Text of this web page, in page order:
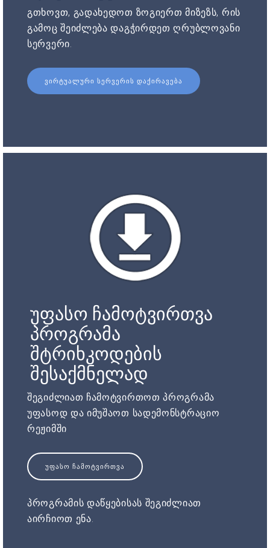
გთხოვთ, გადახედოთ ზოგიერთ მიზეზს, რის
გამოც შეიძლება დაგჭირდეთ ღრუბლოვანი
სერვერი.
ᲕᲘᲠᲢᲣᲐᲚᲣᲠᲘ ᲡᲔᲠᲕᲔᲠᲘᲡ ᲓᲐᲥᲘᲠᲐᲕᲔᲑᲐ
უფასო ჩამოტვირთვა
პროგრამა
შტრიხკოდების
შესაქმნელად
შეგიძლიათ ჩამოტვირთოთ პროგრამა
უფასოდ და იმუშაოთ სადემონსტრაციო
რეჟიმში
ᲣᲤᲐᲡᲝ ᲩᲐᲛᲝᲢᲕᲘᲠᲗᲕᲐ
პროგრამის დაწყებისას შეგიძლიათ
აირჩიოთ ენა.